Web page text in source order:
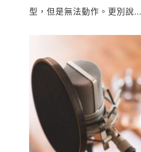
型，但是無法動作。更別說...